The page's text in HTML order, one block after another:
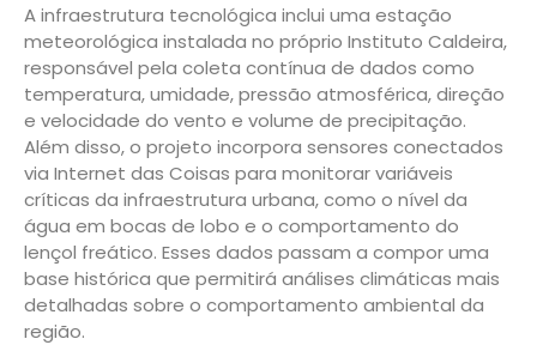
A infraestrutura tecnológica inclui uma estação
meteorológica instalada no próprio Instituto Caldeira,
responsável pela coleta contínua de dados como
temperatura, umidade, pressão atmosférica, direção
e velocidade do vento e volume de precipitação.
Além disso, o projeto incorpora sensores conectados
via Internet das Coisas para monitorar variáveis
críticas da infraestrutura urbana, como o nível da
água em bocas de lobo e o comportamento do
lençol freático. Esses dados passam a compor uma
base histórica que permitirá análises climáticas mais
detalhadas sobre o comportamento ambiental da
região.